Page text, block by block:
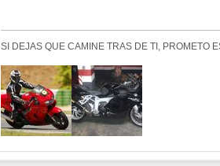
SI DEJAS QUE CAMINE TRAS DE TI, PROMETO